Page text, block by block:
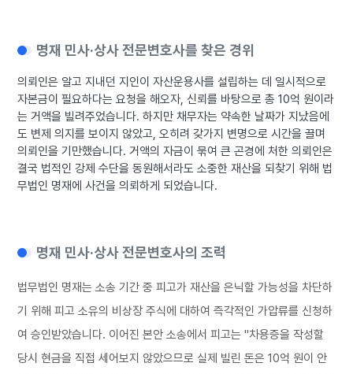
명재 민사·상사 전문변호사를 찾은 경위
의뢰인은 알고 지내던 지인이 자산운용사를 설립하는 데 일시적으로
자본금이 필요하다는 요청을 해오자, 신뢰를 바탕으로 총 10억 원이라
는 거액을 빌려주었습니다. 하지만 채무자는 약속한 날짜가 지났음에
도 변제 의지를 보이지 않았고, 오히려 갖가지 변명으로 시간을 끌며
의뢰인을 기만했습니다. 거액의 자금이 묶여 큰 곤경에 처한 의뢰인은
결국 법적인 강제 수단을 동원해서라도 소중한 재산을 되찾기 위해 법
무법인 명재에 사건을 의뢰하게 되었습니다.
명재 민사·상사 전문변호사의 조력
법무법인 명재는 소송 기간 중 피고가 재산을 은닉할 가능성을 차단하
기 위해 피고 소유의 비상장 주식에 대하여 즉각적인 가압류를 신청하
여 승인받았습니다. 이어진 본안 소송에서 피고는 "차용증을 작성할
당시 현금을 직접 세어보지 않았으므로 실제 빌린 돈은 10억 원이 안